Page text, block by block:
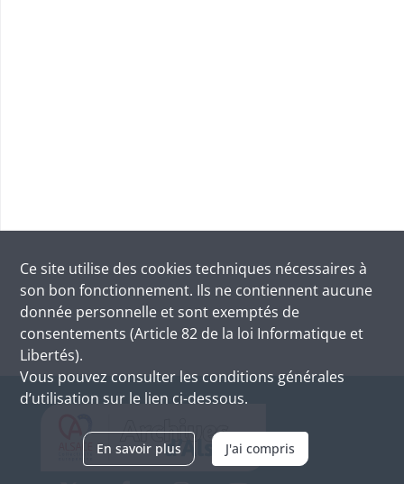
Ce site utilise des cookies techniques nécessaires à
son bon fonctionnement. Ils ne contiennent aucune
donnée personnelle et sont exemptés de
consentements (Article 82 de la loi Informatique et
Libertés).
Vous pouvez consulter les conditions générales
d’utilisation sur le lien ci-dessous.
En savoir plus J'ai compris